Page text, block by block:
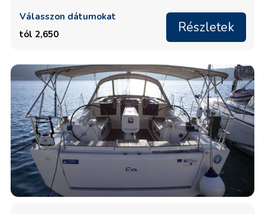
Válasszon dátumokat
tól 2,650
Részletek